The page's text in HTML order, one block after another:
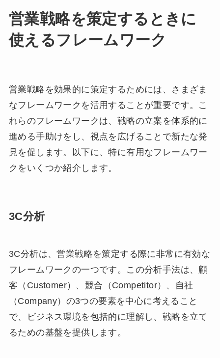
営業戦略を策定するときに
使えるフレームワーク
営業戦略を効果的に策定するためには、さまざま
なフレームワークを活用することが重要です。こ
れらのフレームワークは、戦略の立案を体系的に
進める手助けをし、視点を広げることで新たな発
見を促します。以下に、特に有用なフレームワー
クをいくつか紹介します。
3C分析
3C分析は、営業戦略を策定する際に非常に有効な
フレームワークの一つです。この分析手法は、顧
客（Customer）、競合（Competitor）、自社
（Company）の3つの要素を中心に考えること
で、ビジネス環境を包括的に理解し、戦略を立て
るための基盤を提供します。